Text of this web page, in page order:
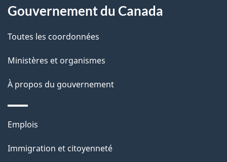
l
a
p
a
e
Gouvernement du Canada
Toutes les coordonnées
Ministères et organismes
À propos du gouvernement
Thèmes
sujets
Emplois
Immigration et citoyenneté